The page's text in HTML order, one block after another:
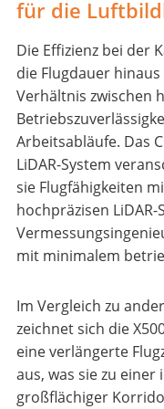
für die
Die Effizienz bei der
die Flugdauer
Verhältnis zwischen
Arbeitsabläufe. Das
LiDAR-System
sie Flugfähigkeiten
hochpräzisen
mit minimalem
Im Vergleich zu
zeichnet sich die
eine verlängerte
aus, was sie zu
großflächiger